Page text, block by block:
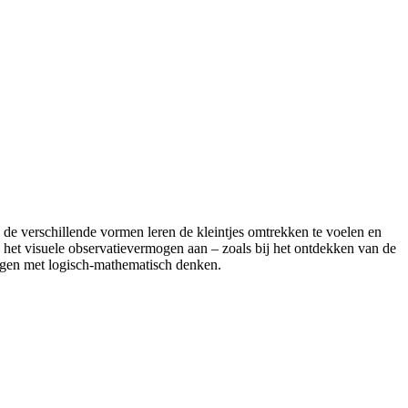
verschillende vormen leren de kleintjes omtrekken te voelen en
visuele observatievermogen aan – zoals bij het ontdekken van de
met logisch-mathematisch denken.